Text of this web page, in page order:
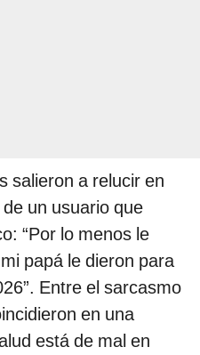
salieron a relucir en
un usuario que
“Por lo menos le
papá le dieron para
Entre el sarcasmo
en una
está de mal en